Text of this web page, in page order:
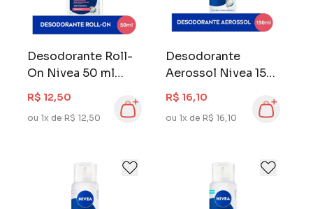
Desodorante Roll-
On Nivea 50 ml
Derma Control
Uniformiza
R$ 12,50
ou 1x de R$ 12,50
Desodorante
Aerossol Nivea 150
ml Derma Control
Uniformiza
R$ 16,10
ou 1x de R$ 16,10